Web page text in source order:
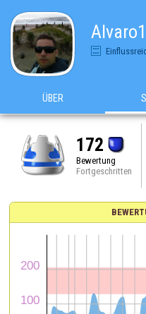
ÜBER
172
Bewertung
Fortgeschritten